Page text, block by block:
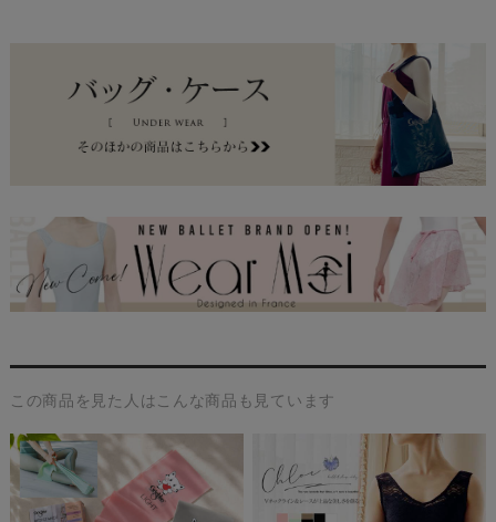
この商品を見た人はこんな商品も見ています